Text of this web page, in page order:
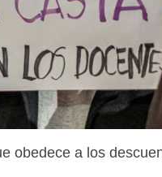
obedece a los